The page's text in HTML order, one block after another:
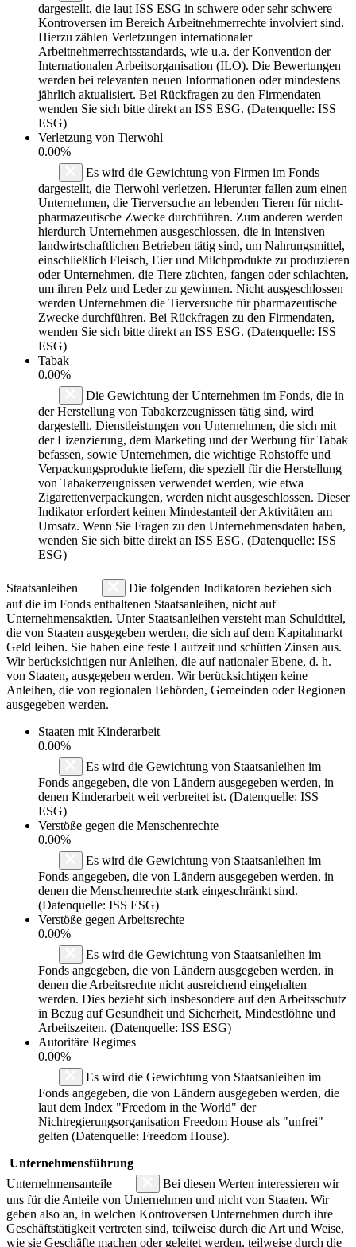
dargestellt, die laut ISS ESG in schwere oder sehr schwere
Kontroversen im Bereich Arbeitnehmerrechte involviert sind.
Hierzu zählen Verletzungen internationaler
Arbeitnehmerrechtsstandards, wie u.a. der Konvention der
Internationalen Arbeitsorganisation (ILO). Die Bewertungen
werden bei relevanten neuen Informationen oder mindestens
jährlich aktualisiert. Bei Rückfragen zu den Firmendaten
wenden Sie sich bitte direkt an ISS ESG. (Datenquelle: ISS
ESG)
Verletzung von Tierwohl
0.00%
Es wird die Gewichtung von Firmen im Fonds
dargestellt, die Tierwohl verletzen. Hierunter fallen zum einen
Unternehmen, die Tierversuche an lebenden Tieren für nicht-
pharmazeutische Zwecke durchführen. Zum anderen werden
hierdurch Unternehmen ausgeschlossen, die in intensiven
landwirtschaftlichen Betrieben tätig sind, um Nahrungsmittel,
einschließlich Fleisch, Eier und Milchprodukte zu produzieren
oder Unternehmen, die Tiere züchten, fangen oder schlachten,
um ihren Pelz und Leder zu gewinnen. Nicht ausgeschlossen
werden Unternehmen die Tierversuche für pharmazeutische
Zwecke durchführen. Bei Rückfragen zu den Firmendaten,
wenden Sie sich bitte direkt an ISS ESG. (Datenquelle: ISS
ESG)
Tabak
0.00%
Die Gewichtung der Unternehmen im Fonds, die in
der Herstellung von Tabakerzeugnissen tätig sind, wird
dargestellt. Dienstleistungen von Unternehmen, die sich mit
der Lizenzierung, dem Marketing und der Werbung für Tabak
befassen, sowie Unternehmen, die wichtige Rohstoffe und
Verpackungsprodukte liefern, die speziell für die Herstellung
von Tabakerzeugnissen verwendet werden, wie etwa
Zigarettenverpackungen, werden nicht ausgeschlossen. Dieser
Indikator erfordert keinen Mindestanteil der Aktivitäten am
Umsatz. Wenn Sie Fragen zu den Unternehmensdaten haben,
wenden Sie sich bitte direkt an ISS ESG. (Datenquelle: ISS
ESG)
Staatsanleihen
Die folgenden Indikatoren beziehen sich
auf die im Fonds enthaltenen Staatsanleihen, nicht auf
Unternehmensaktien. Unter Staatsanleihen versteht man Schuldtitel,
die von Staaten ausgegeben werden, die sich auf dem Kapitalmarkt
Geld leihen. Sie haben eine feste Laufzeit und schütten Zinsen aus.
Wir berücksichtigen nur Anleihen, die auf nationaler Ebene, d. h.
von Staaten, ausgegeben werden. Wir berücksichtigen keine
Anleihen, die von regionalen Behörden, Gemeinden oder Regionen
ausgegeben werden.
Staaten mit Kinderarbeit
0.00%
Es wird die Gewichtung von Staatsanleihen im
Fonds angegeben, die von Ländern ausgegeben werden, in
denen Kinderarbeit weit verbreitet ist. (Datenquelle: ISS
ESG)
Verstöße gegen die Menschenrechte
0.00%
Es wird die Gewichtung von Staatsanleihen im
Fonds angegeben, die von Ländern ausgegeben werden, in
denen die Menschenrechte stark eingeschränkt sind.
(Datenquelle: ISS ESG)
Verstöße gegen Arbeitsrechte
0.00%
Es wird die Gewichtung von Staatsanleihen im
Fonds angegeben, die von Ländern ausgegeben werden, in
denen die Arbeitsrechte nicht ausreichend eingehalten
werden. Dies bezieht sich insbesondere auf den Arbeitsschutz
in Bezug auf Gesundheit und Sicherheit, Mindestlöhne und
Arbeitszeiten. (Datenquelle: ISS ESG)
Autoritäre Regimes
0.00%
Es wird die Gewichtung von Staatsanleihen im
Fonds angegeben, die von Ländern ausgegeben werden, die
laut dem Index "Freedom in the World" der
Nichtregierungsorganisation Freedom House als "unfrei"
gelten (Datenquelle: Freedom House).
Unternehmensführung
Unternehmensanteile
Bei diesen Werten interessieren wir
uns für die Anteile von Unternehmen und nicht von Staaten. Wir
geben also an, in welchen Kontroversen Unternehmen durch ihre
Geschäftstätigkeit vertreten sind, teilweise durch die Art und Weise,
wie sie Geschäfte machen oder geleitet werden, teilweise durch die